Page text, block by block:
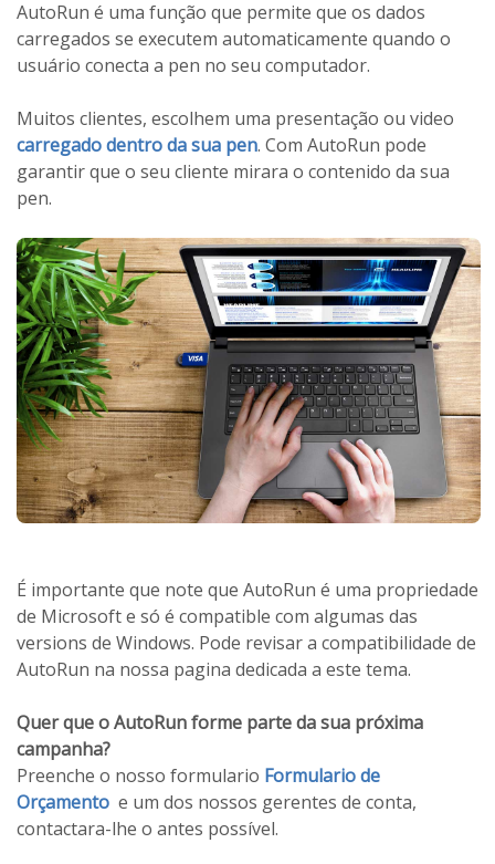
AutoRun é uma função que permite que os dados
carregados se executem automaticamente quando o
usuário conecta a pen no seu computador.
Muitos clientes, escolhem uma presentação ou video
carregado dentro da sua pen. Com AutoRun pode
garantir que o seu cliente mirara o contenido da sua
pen.
É importante que note que AutoRun é uma propriedade
de Microsoft e só é compatible com algumas das
versions de Windows. Pode revisar a compatibilidade de
AutoRun na nossa pagina dedicada a este tema.
Quer que o AutoRun forme parte da sua próxima
campanha?
Preenche o nosso formulario Formulario de
Orçamento e um dos nossos gerentes de conta,
contactara-lhe o antes possível.